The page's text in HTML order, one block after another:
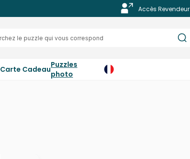
Accès Revendeur
Carte CadeauPuzzles
photo